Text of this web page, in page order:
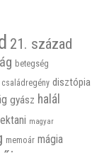
21. század
betegség
családregény disztópia
gyász halál
magyar
memoár mágia